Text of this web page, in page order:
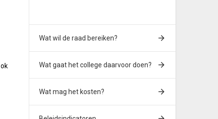
Wat wil de raad bereiken?
Wat gaat het college daarvoor doen?
Wat mag het kosten?